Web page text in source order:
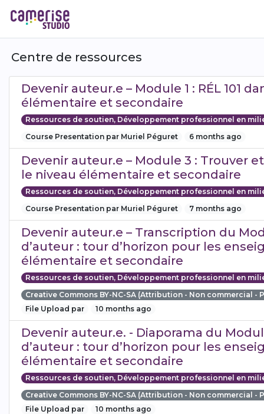
au
contenu
Centre de ressources
Devenir auteur.e – Module 1 : RÉL 101
élémentaire et secondaire
Ressources de soutien, Développement professionnel en
Course Presentation par Muriel Péguret
6 months ago
Devenir auteur.e – Module 3 : Trouver
le niveau élémentaire et secondaire
Ressources de soutien, Développement professionnel en
Course Presentation par Muriel Péguret
7 months ago
Devenir auteur.e – Transcription du
d’auteur : tour d’horizon pour les
élémentaire et secondaire
Ressources de soutien, Développement professionnel en
Creative Commons BY-NC-SA (Attribution - Non commercial
File Upload par
10 months ago
Devenir auteur.e. - Diaporama du
d’auteur : tour d’horizon pour les
élémentaire et secondaire
Ressources de soutien, Développement professionnel en
Creative Commons BY-NC-SA (Attribution - Non commercial
File Upload par
10 months ago